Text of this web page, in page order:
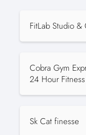
FitLab Studio &
Cobra Gym
24 Hour Fitness
Sk Cat finesse